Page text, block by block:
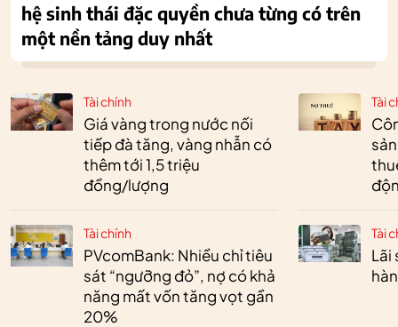
Tài chính
Giá vàng trong nước nối
tiếp đà tăng, vàng nhẫn có
thêm tới 1,5 triệu
đồng/lượng
Tài chính
PVcomBank: Nhiều chỉ tiêu
sát “ngưỡng đỏ”, nợ có khả
năng mất vốn tăng vọt gần
20%
Tài
Tài
Lãi
hệ sinh thái đặc quyền chưa từng có trên
một nền tảng duy nhất